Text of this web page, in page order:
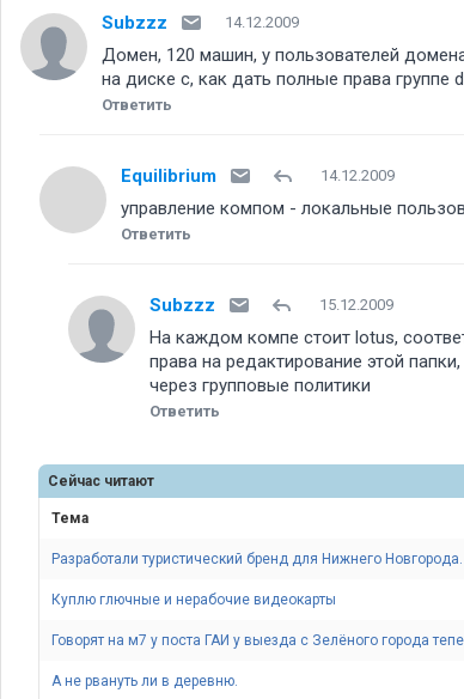
Subzzz 14.12.2009
Домен, 120 машин, у пользователей
на диске с, как дать полные права
Ответить
Equilibrium 14.12.2009
управление компом - локальные
Ответить
Subzzz 15.12.2009
На каждом компе стоит lotus,
права на редактирование этой
через групповые политики
Ответить
Сейчас читают
Тема
Разработали туристический бренд для Нижнего Новгорода.
Куплю глючные и нерабочие видеокарты
Говорят на м7 у поста ГАИ у выезда с Зелёного города
А не рвануть ли в деревню.